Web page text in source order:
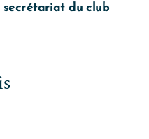
secrétariat du club